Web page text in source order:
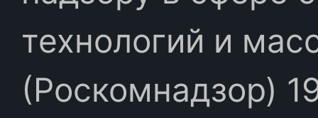
технологий и
(Роскомнадзор)